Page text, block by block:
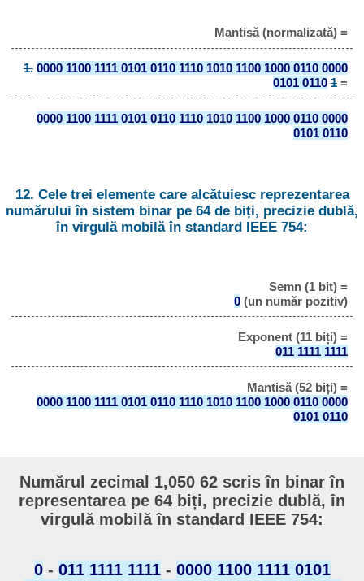
Mantisă (normalizată) =
1. 0000 1100 1111 0101 0110 1110 1010 1100 1000 0110 0000
0101 0110 1=
0000 1100 1111 0101 0110 1110 1010 1100 1000 0110 0000
0101 0110
12. Cele trei elemente care alcătuiesc reprezentarea
numărului în sistem binar pe 64 de biți, precizie dublă,
în virgulă mobilă în standard IEEE 754:
Semn (1 bit) =
0(un număr pozitiv)
Exponent (11 biți) =
011 1111 1111
Mantisă (52 biți) =
0000 1100 1111 0101 0110 1110 1010 1100 1000 0110 0000
0101 0110
Numărul zecimal 1,050 62 scris în binar în
representarea pe 64 biți, precizie dublă, în
virgulă mobilă în standard IEEE 754:
0- 011 1111 1111- 0000 1100 1111 0101